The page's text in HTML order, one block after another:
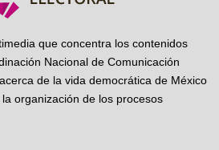
que concentra los contenidos
Nacional de Comunicación
de la vida democrática de México
organización de los procesos